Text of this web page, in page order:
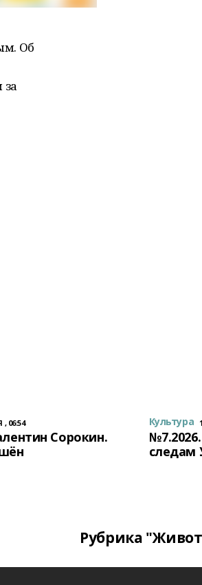
Об
за
06:54
Сорокин.
Культура
следам
Рубрика